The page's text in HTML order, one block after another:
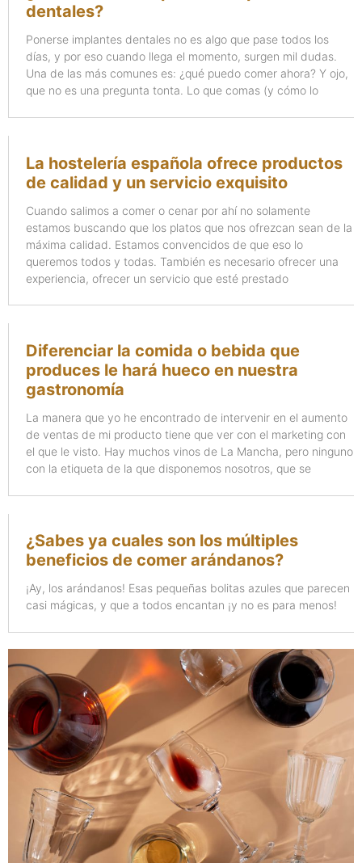
dentales?
Ponerse implantes dentales no es algo que pase todos los
días, y por eso cuando llega el momento, surgen mil dudas.
Una de las más comunes es: ¿qué puedo comer ahora? Y ojo,
que no es una pregunta tonta. Lo que comas (y cómo lo
La hostelería española ofrece productos
de calidad y un servicio exquisito
Cuando salimos a comer o cenar por ahí no solamente
estamos buscando que los platos que nos ofrezcan sean de la
máxima calidad. Estamos convencidos de que eso lo
queremos todos y todas. También es necesario ofrecer una
experiencia, ofrecer un servicio que esté prestado
Diferenciar la comida o bebida que
produces le hará hueco en nuestra
gastronomía
La manera que yo he encontrado de intervenir en el aumento
de ventas de mi producto tiene que ver con el marketing con
el que le visto. Hay muchos vinos de La Mancha, pero ninguno
con la etiqueta de la que disponemos nosotros, que se
¿Sabes ya cuales son los múltiples
beneficios de comer arándanos?
¡Ay, los arándanos! Esas pequeñas bolitas azules que parecen
casi mágicas, y que a todos encantan ¡y no es para menos!